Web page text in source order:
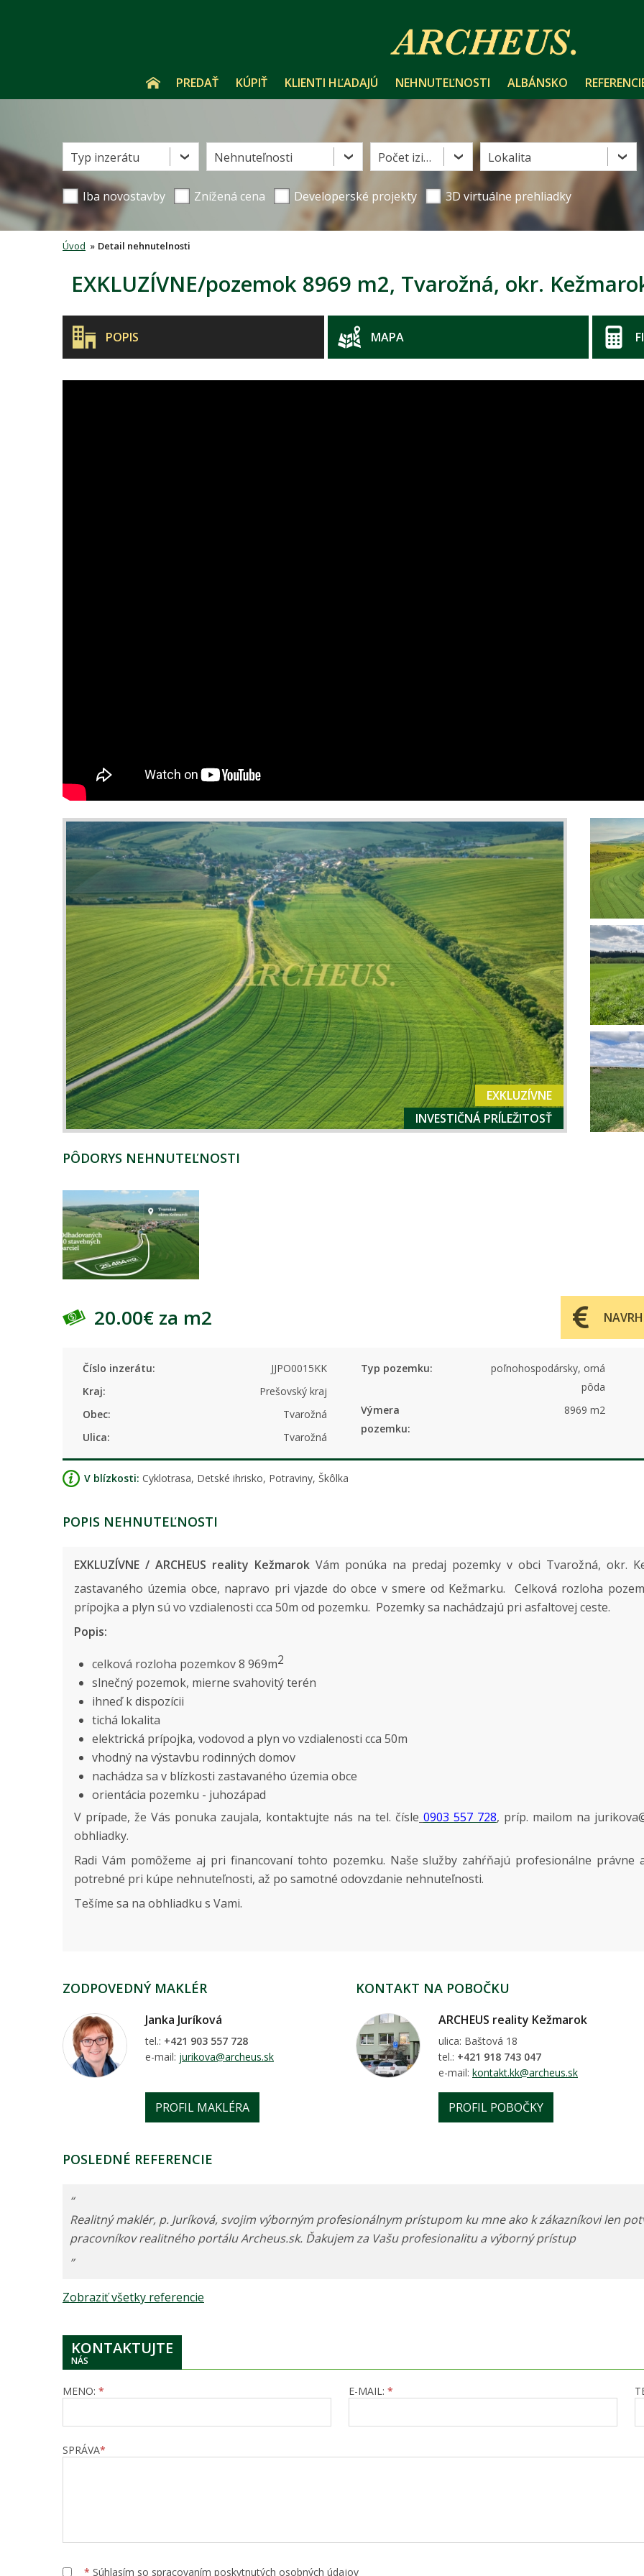
PREDAŤ KÚPIŤ KLIENTI HĽADAJÚ NEHNUTEĽNOSTI ALBÁNSKO
Typ inzerátu Nehnuteľnosti Počet izieb Lokalita
Iba novostavby Znížená cena Developerské projekty 3D virtuálne prehliadky
Úvod » Detail nehnutelnosti
EXKLUZÍVNE/pozemok 8969 m2, Tvarožná, okr.
POPIS MAPA
EXKLUZÍVNE
INVESTIČNÁ PRÍLEŽITOSŤ
PÔDORYS NEHNUTEĽNOSTI
20.00€ za m2
Číslo inzerátu:
JJPO0015KK
Kraj:
Prešovský kraj
Obec:
Tvarožná
Ulica:
Tvarožná
Typ pozemku:
poľnohospodársky, orná
pôda
Výmera
pozemku:
8969 m2
V blízkosti: Cyklotrasa, Detské ihrisko, Potraviny, Škôlka
POPIS NEHNUTEĽNOSTI
EXKLUZÍVNE / ARCHEUS reality Kežmarok Vám ponúka na predaj pozemky v obci Tvarožná, okr.
zastavaného územia obce, napravo pri vjazde do obce v smere od Kežmarku. Celková rozloha
prípojka a plyn sú vo vzdialenosti cca 50m od pozemku. Pozemky sa nachádzajú pri asfaltovej ceste.
Popis:
celková rozloha pozemkov 8 969m2
slnečný pozemok, mierne svahovitý terén
ihneď k dispozícii
tichá lokalita
elektrická prípojka, vodovod a plyn vo vzdialenosti cca 50m
vhodný na výstavbu rodinných domov
nachádza sa v blízkosti zastavaného územia obce
orientácia pozemku - juhozápad
V prípade, že Vás ponuka zaujala, kontaktujte nás na tel. čísle 0903 557 728, príp. mailom na
obhliadky.
Radi Vám pomôžeme aj pri financovaní tohto pozemku. Naše služby zahŕňajú profesionálne právne
potrebné pri kúpe nehnuteľnosti, až po samotné odovzdanie nehnuteľnosti.
Tešíme sa na obhliadku s Vami.
ZODPOVEDNÝ MAKLÉR
Janka Juríková
tel.: +421 903 557 728
e-mail: jurikova@archeus.sk
PROFIL MAKLÉRA
KONTAKT NA POBOČKU
ARCHEUS reality Kežmarok
ulica: Baštová 18
tel.: +421 918 743 047
e-mail: kontakt.kk@archeus.sk
PROFIL POBOČKY
POSLEDNÉ REFERENCIE
“
Realitný maklér, p. Juríková, svojim výborným profesionálnym prístupom ku mne ako k zákazníkovi len
pracovníkov realitného portálu Archeus.sk. Ďakujem za Vašu profesionalitu a výborný prístup
”
Zobraziť všetky referencie
KONTAKTUJTE
NÁS
MENO: * E-MAIL: *
SPRÁVA*
* Súhlasím so spracovaním poskytnutých osobných údajov